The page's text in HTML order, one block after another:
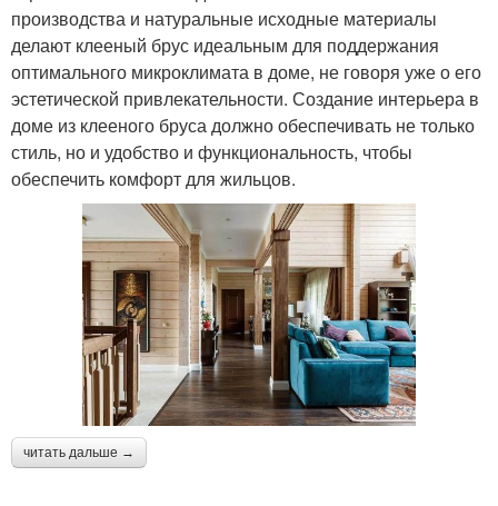
производства и натуральные исходные материалы
делают клееный брус идеальным для поддержания
оптимального микроклимата в доме, не говоря уже о его
эстетической привлекательности. Создание интерьера в
доме из клееного бруса должно обеспечивать не только
стиль, но и удобство и функциональность, чтобы
обеспечить комфорт для жильцов.
читать дальше →